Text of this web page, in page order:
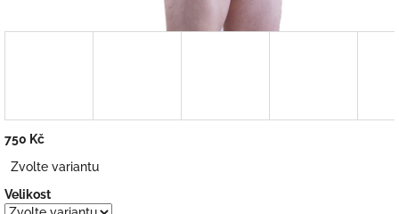
750 Kč
cena:
Zvolte variantu
Velikost